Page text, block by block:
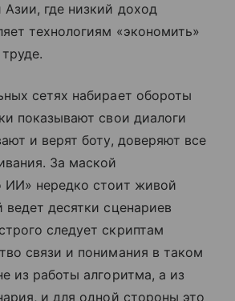
где низкий доход
технологиям «экономить»
сетях набирает обороты
показывают свои диалоги
и верят боту, доверяют все
За маской
ИИ» нередко стоит живой
ведет десятки сценариев
следует скриптам
связи и понимания в таком
из работы алгоритма, а из
и для одной стороны это